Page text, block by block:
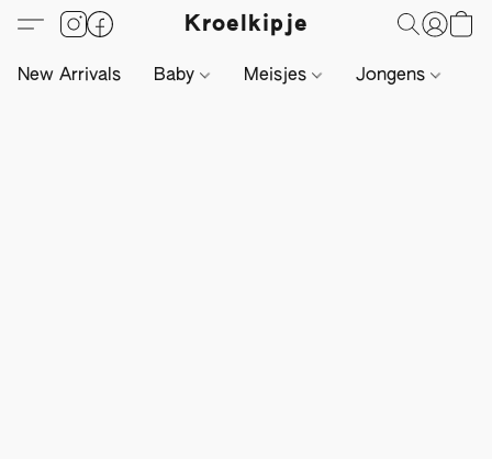
Kroelkipje
New Arrivals Baby Meisjes Jongens